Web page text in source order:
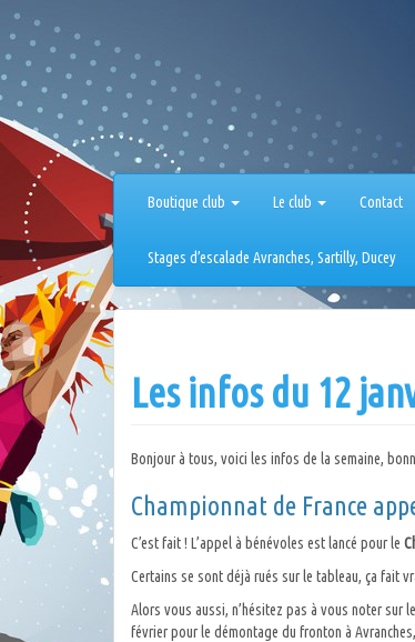
Aller
au
contenu
Boutique club Le club Contact
Stages d’escalade Avranches, Sartilly, Ducey
Les infos du 12
Bonjour à tous, voici les infos de la semaine,
Championnat de France
C’est fait ! L’appel à bénévoles est lancé pour le
Certains se sont déjà rués sur le tableau, ça fait
Alors vous aussi, n’hésitez pas à vous noter sur
février pour le démontage du fronton à